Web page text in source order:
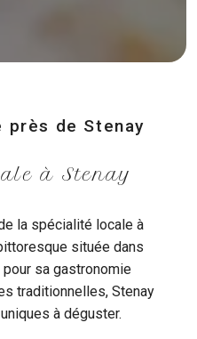
de Stenay
à Stenay
la spécialité locale à
située dans
pour sa gastronomie
traditionnelles, Stenay
à déguster.